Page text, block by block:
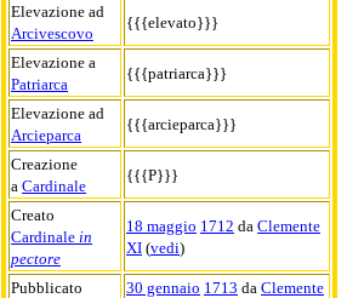
Elevazione ad
Arcivescovo
{{{elevato}}}
Elevazione a
Patriarca
{{{patriarca}}}
Elevazione ad
Arcieparca
{{{arcieparca}}}
Creazione
a Cardinale
{{{P}}}
Creato
Cardinale in
pectore
18 maggio 1712 da Clemente
XI (vedi)
Pubblicato
30 gennaio 1713 da Clemente